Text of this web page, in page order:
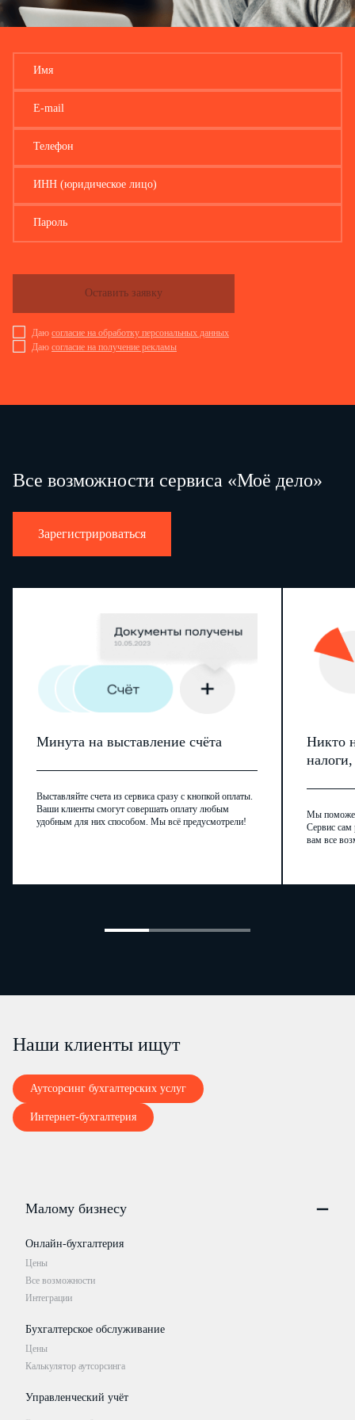
Имя
E-mail
Телефон
ИНН (юридическое лицо)
Пароль
Даю согласие на обработку персональных данных
Даю согласие на получение рекламы
Оставить заявку
Все возможности сервиса «Моё дело»
Зарегистрироваться
Минута на выставление счёта
Выставляйте счета из сервиса сразу с кнопкой оплаты.
Ваши клиенты смогут совершать оплату любым
удобным для них способом. Мы всё предусмотрели!
Никто
Мы
Сервис сам
вам все
Наши клиенты ищут
Аутсорсинг бухгалтерских услуг
Интернет-бухгалтерия
Малому бизнесу
Онлайн-бухгалтерия
Цены
Все возможности
Интеграции
Бухгалтерское обслуживание
Цены
Калькулятор аутсорсинга
Управленческий учёт